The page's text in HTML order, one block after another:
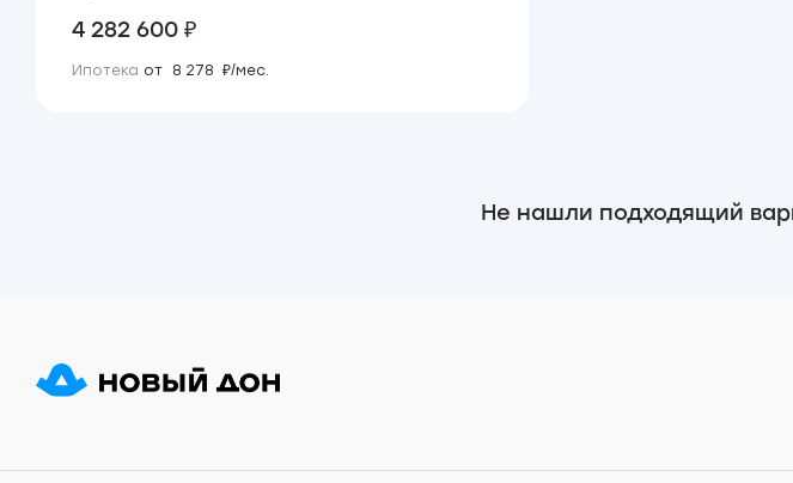
4 282 600 ₽
Ипотека от 8 278 ₽/мес.
Не нашли подходящий